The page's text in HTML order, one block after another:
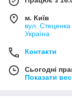
м. Київ
вул.
Україна
Контакти
Сьогодні
Показати